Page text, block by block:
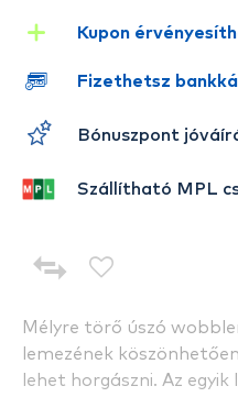
Mélyre törő úszó
lemezének
lehet horgászni. Az
Kupon
Fizethetsz
Bónuszpont
Szállítható MPL